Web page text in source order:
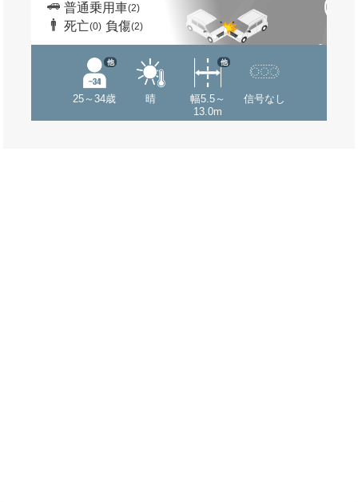
普通乗用車(2)
死亡(0) 負傷(2)
25～34歳
他
晴
幅5.5～
13.0m
他
信号なし